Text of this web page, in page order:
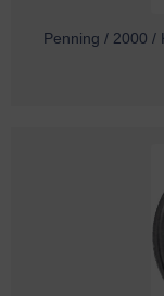
Penning / 2000 /